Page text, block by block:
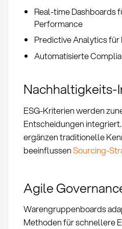
Real-time Dashboards
Performance
Predictive Analytics
Automatisierte
Nachhaltigkeits-
ESG-Kriterien werden
Entscheidungen
ergänzen traditionelle
beeinflussenSourcing-
Agile
Warengruppenboards
Methoden für schnellere